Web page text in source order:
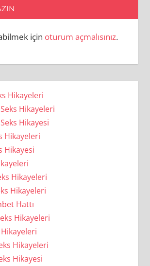
için oturum açmalısınız.
Hikayeleri
Hikayeleri
Hikayesi
Hikayeleri
Hikayesi
Hikayeleri
Hikayeleri
Hattı
Hikayeleri
Hikayeleri
Hikayesi